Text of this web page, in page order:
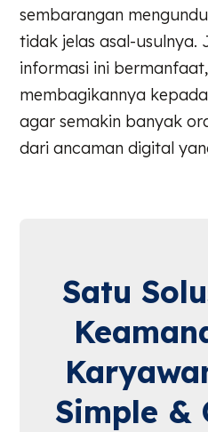
sembarangan
tidak jelas asal-usulnya.
informasi ini
membagikannya
agar semakin banyak
dari ancaman digital
Satu
Simple &